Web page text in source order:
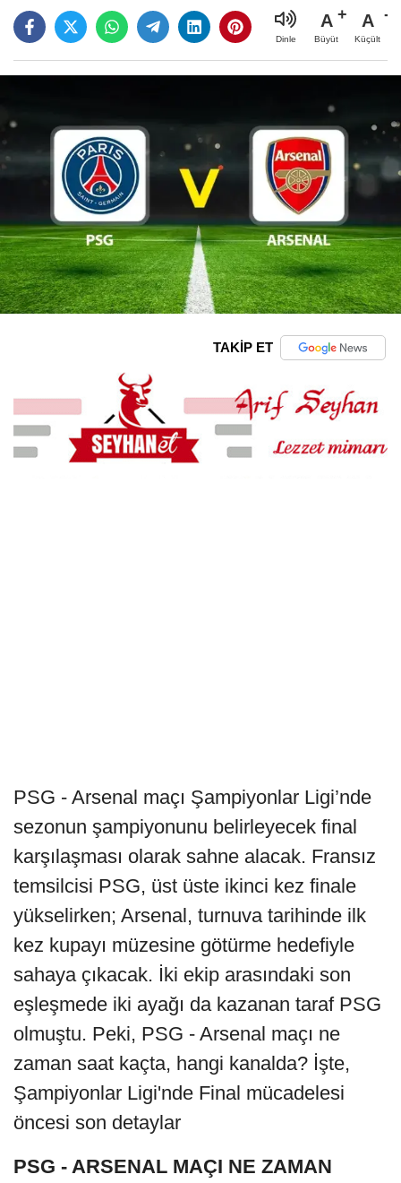
Dinle
A
Büyüt
A
Küçült
TAKİP ET
PSG - Arsenal maçı Şampiyonlar Ligi’nde
sezonun şampiyonunu belirleyecek final
karşılaşması olarak sahne alacak. Fransız
temsilcisi PSG, üst üste ikinci kez finale
yükselirken; Arsenal, turnuva tarihinde ilk
kez kupayı müzesine götürme hedefiyle
sahaya çıkacak. İki ekip arasındaki son
eşleşmede iki ayağı da kazanan taraf PSG
olmuştu. Peki, PSG - Arsenal maçı ne
zaman saat kaçta, hangi kanalda? İşte,
Şampiyonlar Ligi'nde Final mücadelesi
öncesi son detaylar
PSG - ARSENAL MAÇI NE ZAMAN